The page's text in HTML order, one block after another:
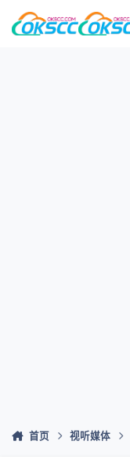
跳转到帖子
首页 视听媒体